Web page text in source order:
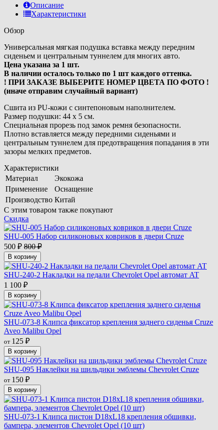
Описание
Характеристики
Обзор
Универсальная мягкая подушка вставка между передним
сиденьем и центральным туннелем для многих авто.
Цена указана за 1 шт.
В наличии осталось только по 1 шт каждого оттенка.
! ПРИ ЗАКАЗЕ ВЫБЕРИТЕ НОМЕР ЦВЕТА ПО ФОТО !
(иначе отправим случайный вариант)
Сшита из PU-кожи с синтепоновым наполнителем.
Размер подушки: 44 х 5 см.
Специальная прорезь под замок ремня безопасности.
Плотно вставляется между передними сиденьями и
центральным туннелем для предотвращения попадания в эти
зазоры мелких предметов.
Характеристики
Материал
Экокожа
Применение
Оснащение
Производство Китай
С этим товаром также покупают
Скидка
SHU-005 Набор силиконовых ковриков в двери Cruze
500 ₽ 800₽
В корзину
SHU-240-2 Накладки на педали Chevrolet Opel автомат AT
1 100 ₽
В корзину
SHU-073-8 Клипса фиксатор крепления заднего сиденья Cruze
Aveo Malibu Opel
от 125 ₽
В корзину
SHU-095 Наклейки на шильдики эмблемы Chevrolet Cruze
от 150 ₽
В корзину
SHU-073-1 Клипса пистон D18xL18 крепления обшивки,
бампера, элементов Chevrolet Opel (10 шт)